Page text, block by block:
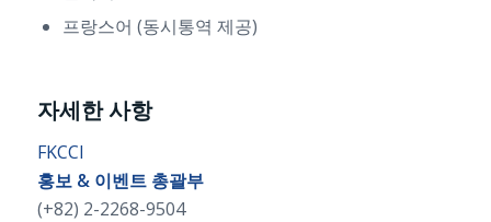
프랑스어 (동시통역 제공)
자세한 사항
FKCCI
홍보 & 이벤트 총괄부
(+82) 2-2268-9504